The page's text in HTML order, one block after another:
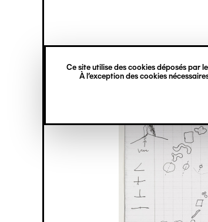
Ce site utilise des cookies déposés par
À l’exception des cookies
principal
verticale